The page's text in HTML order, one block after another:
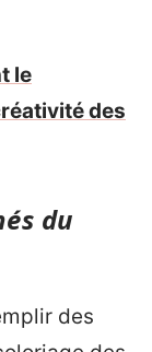
le
des
du
des